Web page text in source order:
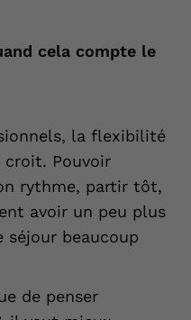
cela compte le
la flexibilité
croit. Pouvoir
rythme, partir tôt,
avoir un peu plus
séjour beaucoup
de penser